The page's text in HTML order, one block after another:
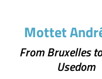
Mottet
From Bruxelles
Usedom